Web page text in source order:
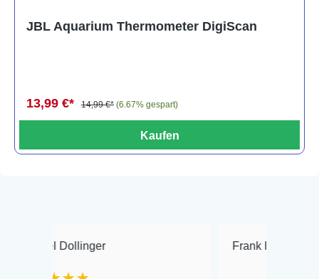
JBL Aquarium Thermometer DigiScan
13,99 €* 14,99 €* (6.67% gespart)
Kaufen
Frank Hackmayer